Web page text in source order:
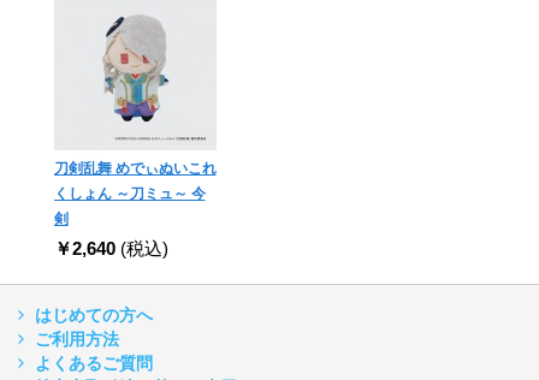
刀剣乱舞 めでぃぬいこれ
くしょん ～刀ミュ～ 今
剣
￥2,640 (税込)
はじめての方へ
ご利用方法
よくあるご質問